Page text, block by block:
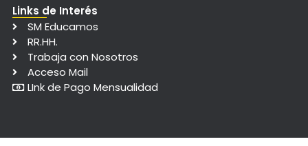
Links de Interés
SM Educamos
RR.HH.
Trabaja con Nosotros
Acceso Mail
LInk de Pago Mensualidad